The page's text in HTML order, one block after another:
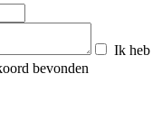
Ik heb
bevonden